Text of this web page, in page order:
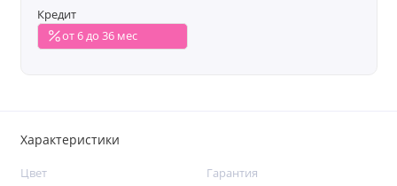
Кредит
от 6 до 36 мес
Характеристики
Цвет Гарантия